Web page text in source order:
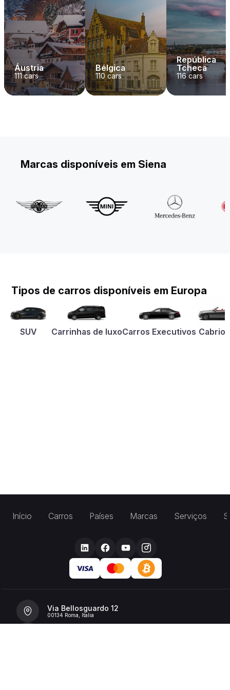
Áustria
111cars
Bélgica
110 cars
República
Tcheca
116cars
Marcas disponíveis em Siena
Tipos de carros disponíveis em Europa
SUV Carrinhas de luxoCarros Executivos
Início Carros Países Marcas Serviços
Via Bellosguardo 12
00134 Roma, Italia